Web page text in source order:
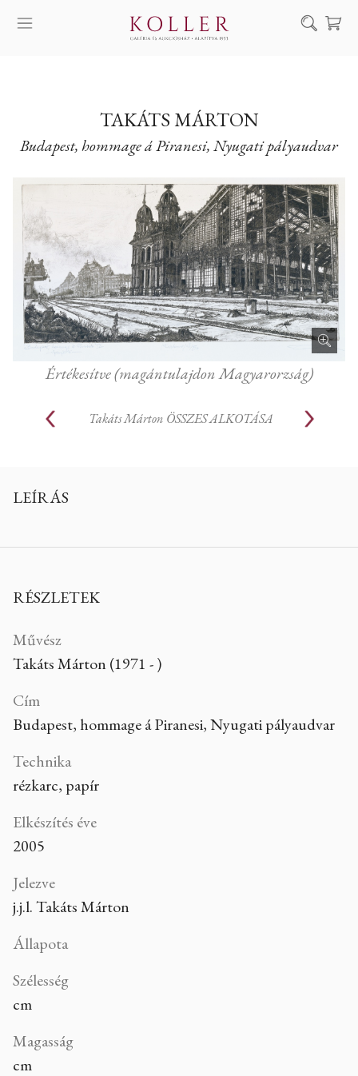
MŰVÉSZEINK
ALKOTÁSOK
KIÁLLÍTÁSAINK
HÍREINK
RÓLUNK
EN
DE
Keresés
TAKÁTS MÁRTON
Budapest, hommage á Piranesi, Nyugati pályaudvar
Értékesítve (magántulajdon Magyarorzság)
Takáts Márton ÖSSZES ALKOTÁSA
LEÍRÁS
RÉSZLETEK
Művész
Takáts Márton (1971 - )
Cím
Budapest, hommage á Piranesi, Nyugati pályaudvar
Technika
rézkarc, papír
Elkészítés éve
2005
Jelezve
j.j.l. Takáts Márton
Állapota
Szélesség
cm
Magasság
cm